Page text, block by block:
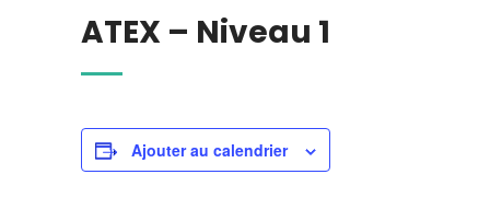
ATEX – Niveau 1
Ajouter au calendrier